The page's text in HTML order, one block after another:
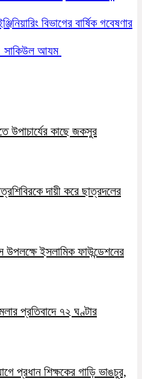
বিভাগের বার্ষিক গবেষণার
সাকিউল আযম
উপাচার্যের কাছে জকসুর
দায়ী করে ছাত্রদলের
ইসলামিক ফাউন্ডেশনের
প্রতিবাদে ৭২ ঘণ্টার
প্রধান শিক্ষকের গাড়ি ভাঙচুর,